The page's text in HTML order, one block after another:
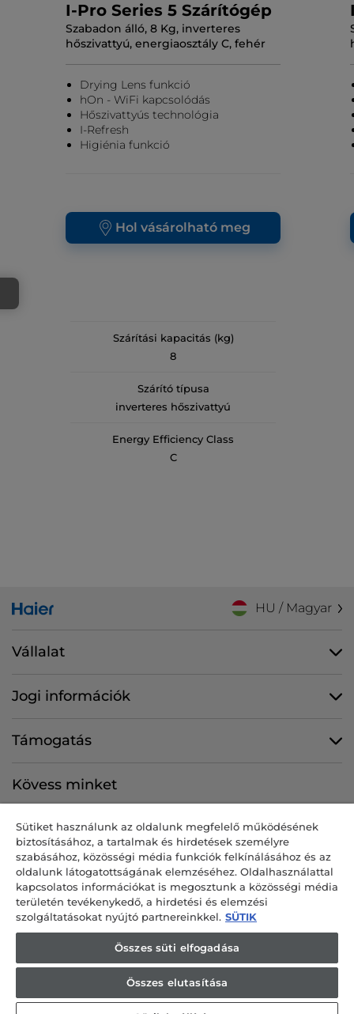
I-Pro Series 5 Szárítógép
Szabadon álló, 8 Kg, inverteres
hőszivattyú, energiaosztály C, fehér
Drying Lens funkció
hOn - WiFi kapcsolódás
Hőszivattyús technológia
I-Refresh
Higiénia funkció
Hol vásárolható meg
Szárítási kapacitás (kg)
8
Szárító típusa
inverteres hőszivattyú
Energy Efficiency Class
C
HU / Magyar
Vállalat
Jogi információk
Támogatás
Kövess minket
CANDY HOOVER GROUP S.r.I. egyszemélyes társaság – BEJEGYZETT
SZÉKHELY: Via Comolli, 57 – 20861 Brugherio (MB) – Olaszország –
BEJEGYZETT TELEPHELYEK: Via Privata Eden Fumagalli snc – 20861
Brugherio (MB) és Via Trento n. 20/A-22 – 20871 Vimercate (MB) –
tőke: 35 000 000 00 € teljes egészében befizetve – a Milan-Monza-
Brianza-Lodi cégjegyzékben szereplő adószám és nyilvántartási szám:
04666310158 – héaazonosító szám: 00786860965 – REA-szám: MB-
1033934 – engedély: IT AEOF 211870 – a Candy S.p.A. által irányított és
Sütiket használunk az oldalunk megfelelő működésének
biztosításához, a tartalmak és hirdetések személyre
szabásához, közösségi média funkciók felkínálásához és az
oldalunk látogatottságának elemzéséhez. Oldalhasználattal
kapcsolatos információkat is megosztunk a közösségi média
területén tevékenykedő, a hirdetési és elemzési
szolgáltatásokat nyújtó partnereinkkel. SÜTIK
Összes süti elfogadása
Összes elutasítása